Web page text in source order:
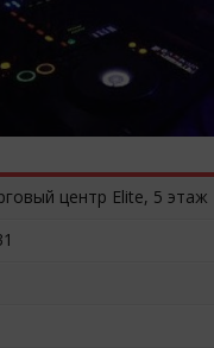
центр Elite, 5 этаж